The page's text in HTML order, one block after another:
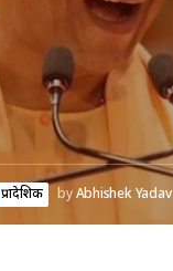
प्रादेशिक byAbhishek Yadav